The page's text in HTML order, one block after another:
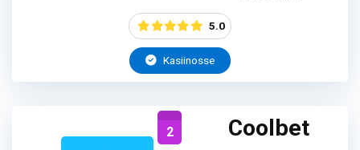
5.0
Kasiinosse
2 Coolbet